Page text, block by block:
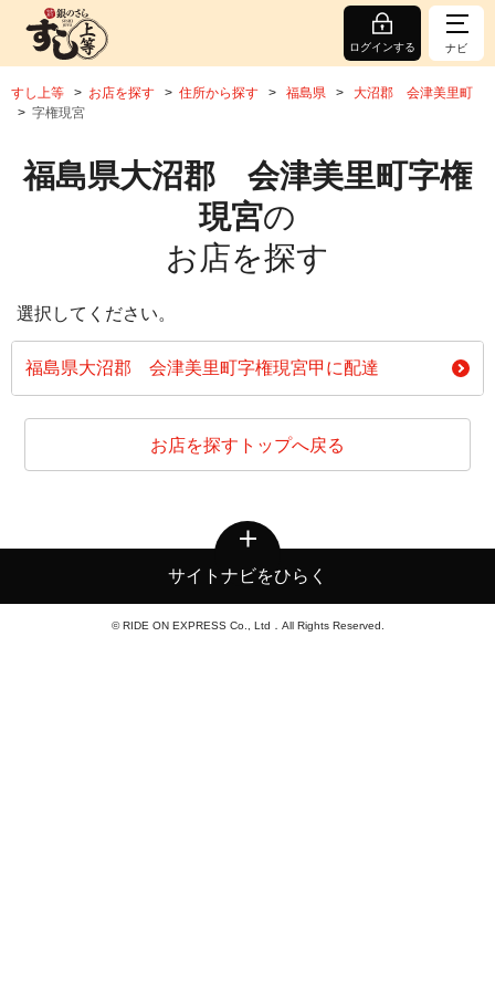
ログインする ナビ
すし上等 お店を探す 住所から探す 福島県
大沼郡 会津美里町
字権現宮
福島県大沼郡 会津美里町字権
現宮の
お店を探す
選択してください。
福島県大沼郡 会津美里町字権現宮甲に配達
お店を探すトップへ戻る
サイトナビをひらく
© RIDE ON EXPRESS Co., Ltd．All Rights Reserved.